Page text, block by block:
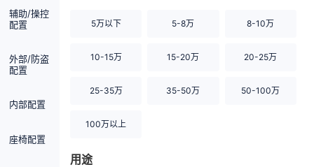
辅助/操控
配置
外部/防盗
配置
内部配置
座椅配置
5万以下 5-8万 8-10万
10-15万 15-20万 20-25万
25-35万 35-50万 50-100万
100万以上
用途